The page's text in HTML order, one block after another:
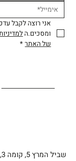
ומסכים.ה
של האתר *
שביל המרץ 5, קומה 3, קרית המלאכה, תל אביב